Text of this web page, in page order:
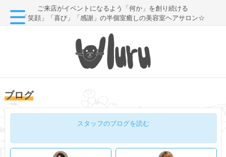
ご来店がイベントになるよう「何か」を創り続ける
「笑顔」「喜び」「感謝」の半個室癒しの美容室ヘアサロン☆
ブログ
スタッフのブログを読む